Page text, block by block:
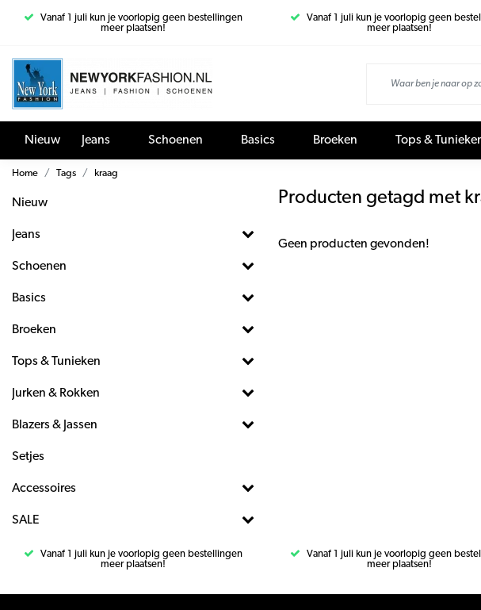
Vanaf 1 juli kun je voorlopig geen bestellingen
meer plaatsen!
Vanaf 1 juli kun je voorlopig geen
meer plaatsen!
Nieuw Jeans Schoenen Basics Broeken Tops &
Home Tags kraag
Nieuw
Jeans
Schoenen
Basics
Broeken
Tops & Tunieken
Jurken & Rokken
Blazers & Jassen
Setjes
Accessoires
SALE
Producten getagd met
Geen producten gevonden!
Vanaf 1 juli kun je voorlopig geen bestellingen
meer plaatsen!
Vanaf 1 juli kun je voorlopig geen
meer plaatsen!